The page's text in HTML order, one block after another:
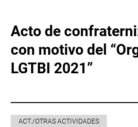
Acto de
con motivo del
LGTBI 2021”
ACT./OTRAS ACTIVIDADES